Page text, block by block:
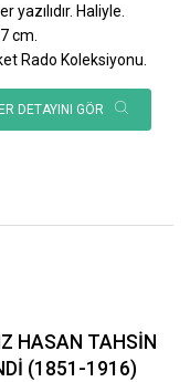
yazılıdır. Haliyle.
cm.
Rado Koleksiyonu.
DETAYINI GÖR
HASAN TAHSİN
(1851-1916)